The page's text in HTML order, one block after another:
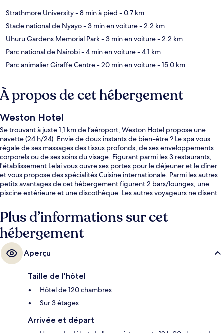
Strathmore University- 8 min à pied - 0.7 km
Stade national de Nyayo- 3 min en voiture- 2.2 km
Uhuru Gardens Memorial Park- 3 min en voiture- 2.2 km
Parc national de Nairobi- 4 min en voiture- 4.1 km
Parc animalier Giraffe Centre- 20 min en voiture- 15.0 km
À propos de cet hébergement
Weston Hotel
Se trouvant à juste 1,1 km de l’aéroport, Weston Hotel propose une
navette (24 h/24). Envie de doux instants de bien-être ? Le spa vous
régale de ses massages des tissus profonds, de ses enveloppements
corporels ou de ses soins du visage. Figurant parmi les 3 restaurants,
l'établissement Lelai vous ouvre ses portes pour le déjeuner et le dîner
et vous propose des spécialités Cuisine internationale. Parmi les autres
petits avantages de cet hébergement figurent 2 bars/lounges, une
piscine extérieure et une discothèque. Les autres voyageurs ne disent
Plus d’informations sur cet
hébergement
Aperçu
Taille de l'hôtel
Hôtel de 120 chambres
Sur 3 étages
Arrivée et départ